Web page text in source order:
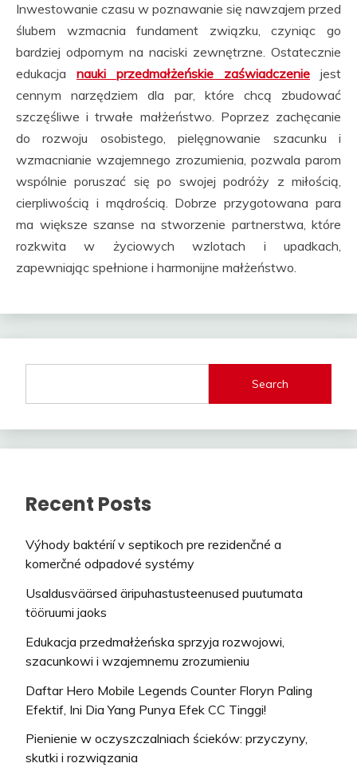
Inwestowanie czasu w poznawanie się nawzajem przed
ślubem wzmacnia fundament związku, czyniąc go
bardziej odpornym na naciski zewnętrzne. Ostatecznie
edukacja nauki przedmałżeńskie zaświadczenie jest
cennym narzędziem dla par, które chcą zbudować
szczęśliwe i trwałe małżeństwo. Poprzez zachęcanie
do rozwoju osobistego, pielęgnowanie szacunku i
wzmacnianie wzajemnego zrozumienia, pozwala parom
wspólnie poruszać się po swojej podróży z miłością,
cierpliwością i mądrością. Dobrze przygotowana para
ma większe szanse na stworzenie partnerstwa, które
rozkwita w życiowych wzlotach i upadkach,
zapewniając spełnione i harmonijne małżeństwo.
Search
Recent Posts
Výhody baktérií v septikoch pre rezidenčné a
komerčné odpadové systémy
Usaldusväärsed äripuhastusteenused puutumata
tööruumi jaoks
Edukacja przedmałżeńska sprzyja rozwojowi,
szacunkowi i wzajemnemu zrozumieniu
Daftar Hero Mobile Legends Counter Floryn Paling
Efektif, Ini Dia Yang Punya Efek CC Tinggi!
Pienienie w oczyszczalniach ścieków: przyczyny,
skutki i rozwiązania